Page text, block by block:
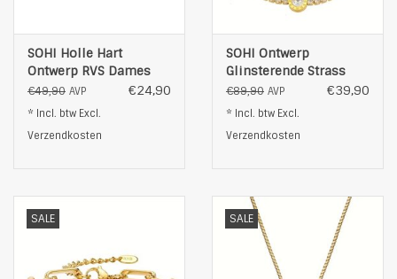
SOHI Holle Hart
Ontwerp RVS Dames
Oorbellen ,
zilverkleurig
€49,90 AVP €24,90
* Incl. btw Excl.
Verzendkosten
SOHI Ontwerp
Glinsterende Strass
RVS Armband, goud
€89,90 AVP €39,90
* Incl. btw Excl.
Verzendkosten
SALE SALE